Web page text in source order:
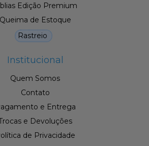
Edição Premium
Queima de Estoque
Rastreio
Institucional
Quem Somos
Contato
e Entrega
e Devoluções
de Privacidade